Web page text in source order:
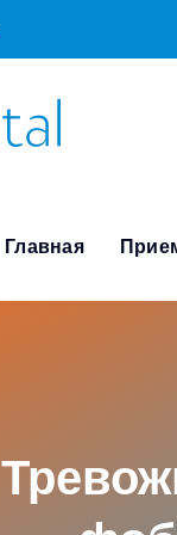
Главная